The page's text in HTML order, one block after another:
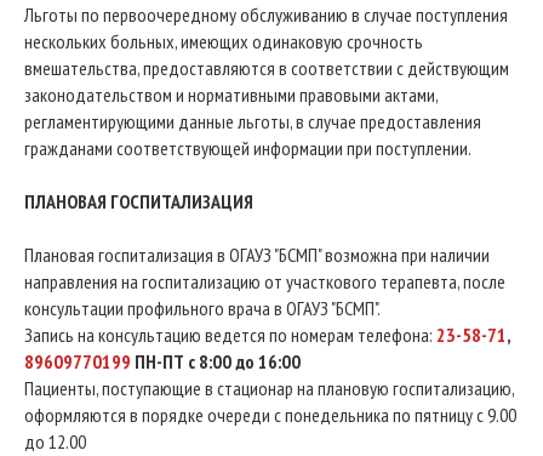
Льготы по первоочередному обслуживанию в случае поступления
нескольких больных, имеющих одинаковую срочность
вмешательства, предоставляются в соответствии с действующим
законодательством и нормативными правовыми актами,
регламентирующими данные льготы, в случае предоставления
гражданами соответствующей информации при поступлении.
ПЛАНОВАЯ ГОСПИТАЛИЗАЦИЯ
Плановая госпитализация в ОГАУЗ "БСМП" возможна при наличии
направления на госпитализацию от участкового терапевта, после
консультации профильного врача в ОГАУЗ "БСМП".
Запись на консультацию ведется по номерам телефона: 23-58-71,
89609770199 ПН-ПТ с 8:00 до 16:00
Пациенты, поступающие в стационар на плановую госпитализацию,
оформляются в порядке очереди с понедельника по пятницу с 9.00
до 12.00